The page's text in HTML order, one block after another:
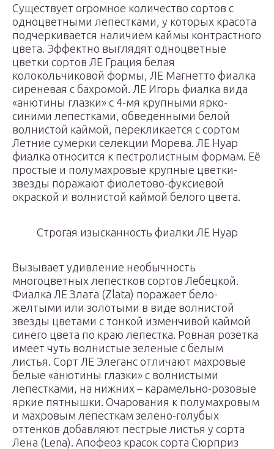
Существует огромное количество сортов с
одноцветными лепестками, у которых красота
подчеркивается наличием каймы контрастного
цвета. Эффектно выглядят одноцветные
цветки сортов ЛЕ Грация белая
колокольчиковой формы, ЛЕ Магнетто фиалка
сиреневая с бахромой. ЛЕ Игорь фиалка вида
«анютины глазки» с 4-мя крупными ярко-
синими лепестками, обведенными белой
волнистой каймой, перекликается с сортом
Летние сумерки селекции Морева. ЛЕ Нуар
фиалка относится к пестролистным формам. Её
простые и полумахровые крупные цветки-
звезды поражают фиолетово-фуксиевой
окраской и волнистой каймой белого цвета.
Строгая изысканность фиалки ЛЕ Нуар
Вызывает удивление необычность
многоцветных лепестков сортов Лебецкой.
Фиалка ЛЕ Злата (Zlata) поражает бело-
желтыми или золотыми в виде волнистой
звезды цветами с тонкой изменчивой каймой
синего цвета по краю лепестка. Ровная розетка
имеет чуть волнистые зеленые с белым
листья. Сорт ЛЕ Элеганс отличают махровые
белые «анютины глазки» с волнистыми
лепестками, на нижних – карамельно-розовые
яркие пятнышки. Очарования к полумахровым
и махровым лепесткам зелено-голубых
оттенков добавляют пестрые листья у сорта
Лена (Lena). Апофеоз красок сорта Сюрприз